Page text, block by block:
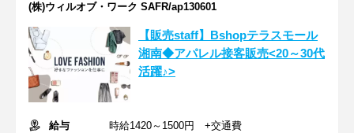
(株)ウィルオブ・ワーク SAFR/ap130601
【販売staff】Bshopテラスモール
湘南◆アパレル接客販売<20～30代
活躍♪>
給与
時給1420～1500円 +交通費